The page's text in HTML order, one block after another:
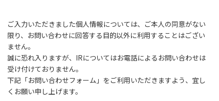
ご入力いただきました個人情報については、ご本人の同意がない
限り、お問い合わせに回答する目的以外に利用することはござい
ません。
誠に恐れ入りますが、IRについてはお電話によるお問い合わせは
受け付けておりません。
下記「お問い合わせフォーム」をご利用いただきますよう、宜し
くお願い申し上げます。